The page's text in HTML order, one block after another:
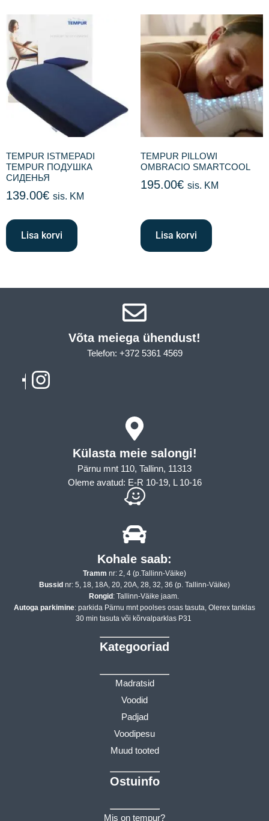
TEMPUR ISTMEPADI
TEMPUR ПОДУШКА
СИДЕНЬЯ
139.00€ sis. KM
Lisa korvi
TEMPUR PILLOWI
OMBRACIO SMARTCOOL
195.00€ sis. KM
Lisa korvi
Võta meiega ühendust!​
Telefon: +372 5361 4569
Külasta meie salongi!
Pärnu mnt 110, Tallinn, 11313
Oleme avatud: E-R 10-19, L 10-16
Kohale saab:
Tramm nr: 2, 4 (p.Tallinn-Väike)
Bussid nr: 5, 18, 18A, 20, 20A, 28, 32, 36 (p. Tallinn-Väike)
Rongid: Tallinn-Väike jaam.
Autoga parkimine: parkida Pärnu mnt poolses osas tasuta, Olerex tanklas
30 min tasuta või kõrvalparklas P31
Kategooriad
Madratsid
Voodid
Padjad
Voodipesu
Muud tooted
Ostuinfo
Mis on tempur?